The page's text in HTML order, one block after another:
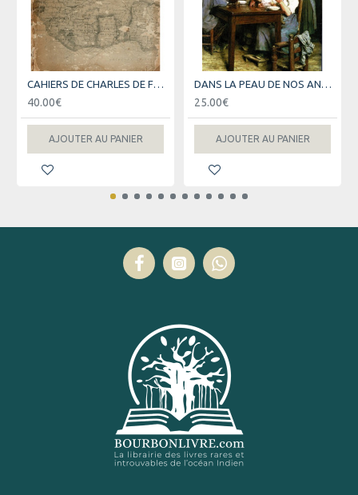
CAHIERS DE CHARLES DE FOUCAULD - ORIGINAL
40.00€
AJOUTER AU PANIER
DANS LA PEAU DE NOS ANCETRES
25.00€
AJOUTER AU PANIER